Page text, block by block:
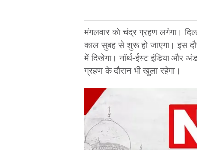
मंगलवार को चंद्र ग्रहण लगेगा।
काल सुबह से शुरू हो जाएगा। इस
में दिखेगा। नॉर्थ-ईस्ट इंडिया और
ग्रहण के दौरान भी खुला रहेगा।